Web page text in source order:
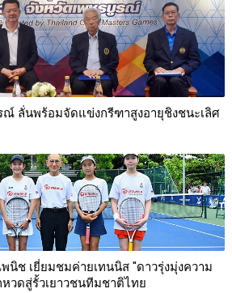
ลั่นพร้อมจัดแข่งกรีฑาสูงอายุชิงชนะเลิศ
นิช เยี่ยมชมค่ายเทนนิส "ดาวรุ่งมุ่งความ
วดสู่รั้วเยาวชนทีมชาติไทย